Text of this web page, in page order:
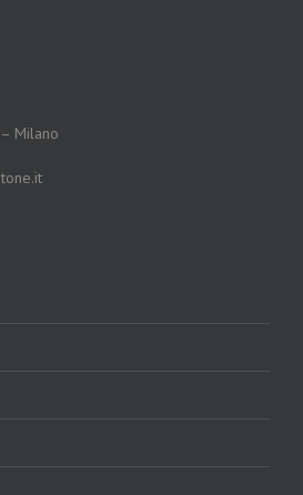
Milano